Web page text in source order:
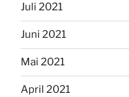
Juli 2021
Juni 2021
Mai 2021
April 2021